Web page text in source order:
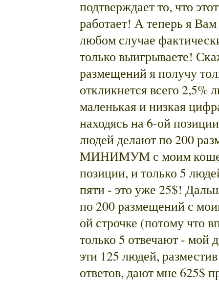
подтверждает то, что
работает! А теперь я
любом случае
только выигрываете!
размещений я получу
откликнется всего 2,5%
маленькая и низкая
находясь на 6-ой
людей делают по 200
МИНИМУМ с моим
позиции, и только 5
пяти - это уже 25$!
по 200 размещений с
ой строчке (потому что
только 5 отвечают - мой
эти 125 людей,
ответов, дают мне 625$